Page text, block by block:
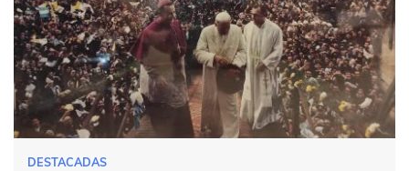
DESTACADAS